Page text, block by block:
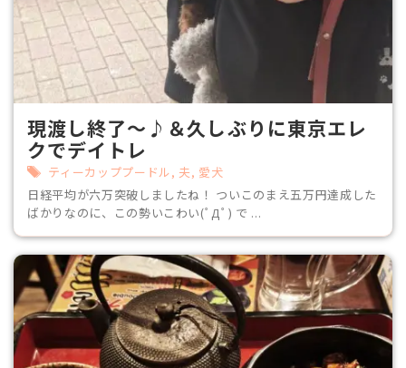
現渡し終了～♪＆久しぶりに東京エレ
クでデイトレ
ティーカッププードル, 夫, 愛犬
日経平均が六万突破しましたね！ ついこのまえ五万円達成した
ばかりなのに、この勢いこわい(ﾟДﾟ) で ...